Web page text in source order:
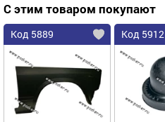
С этим товаром покупают
Код 5889 Код 5912